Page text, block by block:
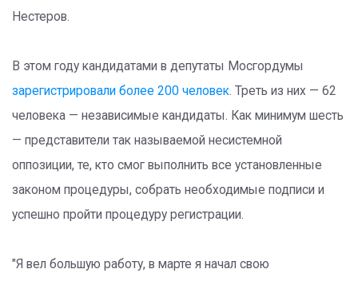
Нестеров.
В этом году кандидатами в депутаты Мосгордумы
зарегистрировали более 200 человек. Треть из них — 62
человека — независимые кандидаты. Как минимум шесть
— представители так называемой несистемной
оппозиции, те, кто смог выполнить все установленные
законом процедуры, собрать необходимые подписи и
успешно пройти процедуру регистрации.
"Я вел большую работу, в марте я начал свою